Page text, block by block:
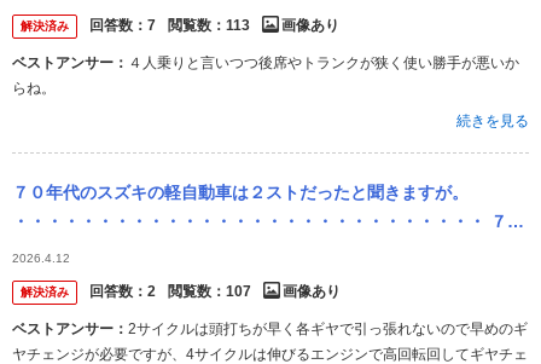
ルとか。 よく分か...
解決済み 回答数： 7 閲覧数： 113 画像あり
ベストアンサー： ４人乗りと言いつつ後席やトランクが狭く使い勝手が悪いか
らね。
続きを見る
７０年代のスズキの軽自動車は２ストだったと聞きますが。
・・・・・・・・・・・・・・・・・・・・・・・・・・・・ ７０
年代の軽自動車は馬力戦争だったそうですが。 よく分からないので
すが。 スズキ...
2026.4.12
解決済み 回答数： 2 閲覧数： 107 画像あり
ベストアンサー： 2サイクルは頭打ちが早く各ギヤで引っ張れないので早めのギ
ヤチェンジが必要ですが、4サイクルは伸びるエンジンで高回転回してギヤチェ